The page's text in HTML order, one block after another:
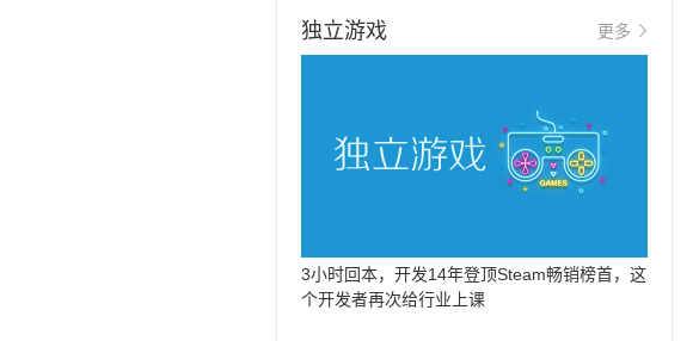
独立游戏 更多
3小时回本，开发14年登顶Steam畅销榜首，这
个开发者再次给行业上课